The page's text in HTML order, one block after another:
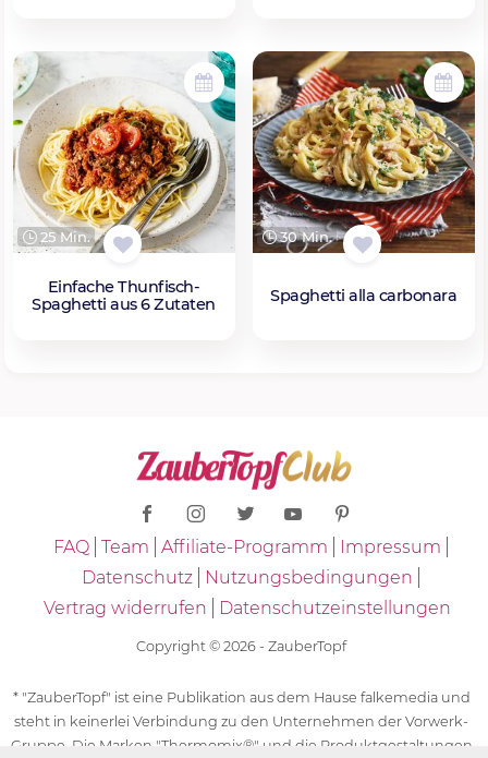
25 Min.
Einfache Thunfisch-
Spaghetti aus 6 Zutaten
30 Min.
Spaghetti alla carbonara
FAQ Team Affiliate-Programm
Impressum
Datenschutz
Nutzungsbedingungen
Vertrag widerrufen
Datenschutzeinstellungen
Copyright © 2026 - ZauberTopf
* "ZauberTopf" ist eine Publikation aus dem Hause falkemedia und
steht in keinerlei Verbindung zu den Unternehmen der Vorwerk-
Gruppe. Die Marken "Thermomix®" und die Produktgestaltungen